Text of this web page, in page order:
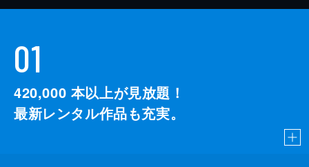
01
420,000 本以上が見放題！
最新レンタル作品も充実。